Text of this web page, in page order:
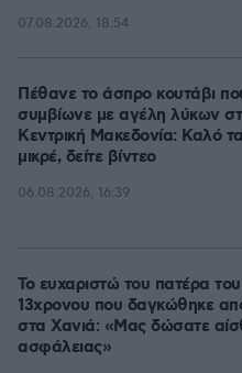
07.08.2026, 18:54
Πέθανε το άσπρο κουτάβι
συμβίωνε με αγέλη λύκων
Κεντρική Μακεδονία: Καλό
μικρέ, δείτε βίντεο
06.08.2026, 16:39
Το ευχαριστώ του πατέρα του
13χρονου που δαγκώθηκε
στα Χανιά: «Μας δώσατε
ασφάλειας»